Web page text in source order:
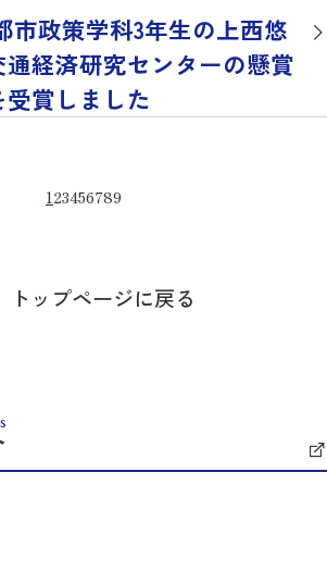
市政策学科3年生の上西悠
経済研究センターの懸賞
賞しました
123456789
トップページに戻る